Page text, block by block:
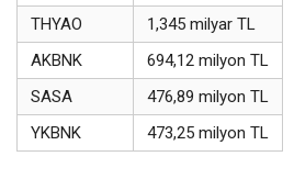
THYAO
1,345 milyar TL
AKBNK
694,12 milyon TL
SASA
476,89 milyon TL
YKBNK
473,25 milyon TL